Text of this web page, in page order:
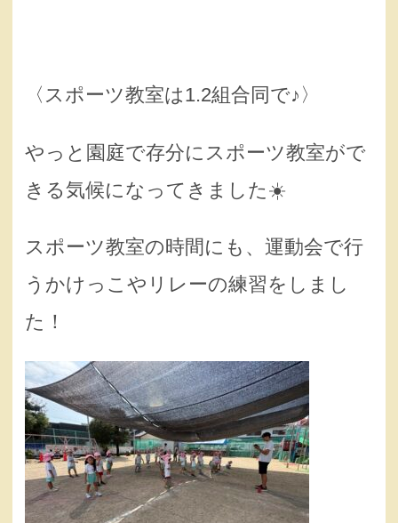
〈スポーツ教室は1.2組合同で♪〉
やっと園庭で存分にスポーツ教室がで
きる気候になってきました☀️
スポーツ教室の時間にも、運動会で行
うかけっこやリレーの練習をしまし
た！